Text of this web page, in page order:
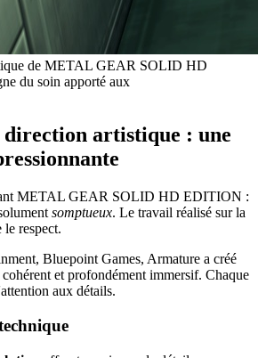
de METAL GEAR SOLID HD
du soin apporté aux
direction artistique : une
METAL GEAR SOLID HD EDITION :
somptueux. Le travail réalisé sur la
respect.
Bluepoint Games, Armature a créé
et profondément immersif. Chaque
aux détails.